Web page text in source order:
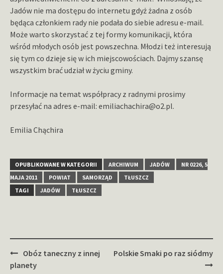
Jadów nie ma dostępu do internetu gdyż żadna z osób
będąca członkiem rady nie podała do siebie adresu e-mail.
Może warto skorzystać z tej formy komunikacji, która
wśród młodych osób jest powszechna. Młodzi też interesują
się tym co dzieje się w ich miejscowościach. Dajmy szansę
wszystkim brać udział w życiu gminy.
Informacje na temat współpracy z radnymi prosimy
przesyłać na adres e-mail: emiliachachira@o2.pl.
Emilia Chąchira
OPUBLIKOWANE W KATEGORII ARCHIWUM JADÓW
NR 0226, 5
MAJA 2011
POWIAT SAMORZĄD
TŁUSZCZ
TAGI
JADÓW TŁUSZCZ
Zobacz
wpisy
Obóz taneczny z innej
planety
Polskie Smaki po raz siódmy